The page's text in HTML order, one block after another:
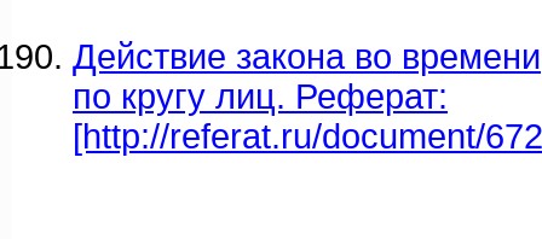
Действие закона во
по кругу лиц. Реферат:
[http://referat.ru/document/